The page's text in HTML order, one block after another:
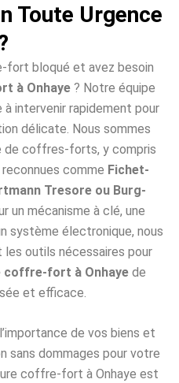
Toute Urgence
fort bloqué et avez besoin
à Onhaye? Notre équipe
intervenir rapidement pour
délicate. Nous sommes
de coffres-forts, y compris
comme Fichet-
Tresore ou Burg-
un mécanisme à clé, une
système électronique, nous
outils nécessaires pour
coffre-fort à Onhayede
et efficace.
de vos biens et
sans dommages pour votre
coffre-fort à Onhaye est